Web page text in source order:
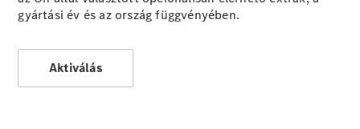
Összes modell
Elektromos modellek
gyártási év és az országfüggvényében.
Aktiválás